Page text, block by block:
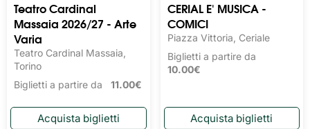
Teatro Cardinal
Massaia 2026/27 - Arte
Varia
Teatro Cardinal Massaia,
Torino
Biglietti a partire da 11.00€
CERIAL E' MUSICA -
COMICI
Piazza Vittoria, Ceriale
Biglietti a partire da
10.00€